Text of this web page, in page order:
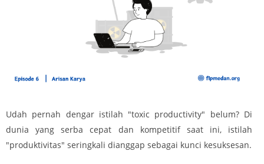
Udah pernah dengar istilah "toxic productivity" belum? Di
dunia yang serba cepat dan kompetitif saat ini, istilah
"produktivitas" seringkali dianggap sebagai kunci kesuksesan.